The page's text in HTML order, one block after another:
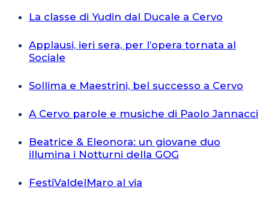
La classe di Yudin dal Ducale a Cervo
Applausi, ieri sera, per l’opera tornata al
Sociale
Sollima e Maestrini, bel successo a Cervo
A Cervo parole e musiche di Paolo Jannacci
Beatrice & Eleonora: un giovane duo
illumina i Notturni della GOG
FestiValdelMaro al via